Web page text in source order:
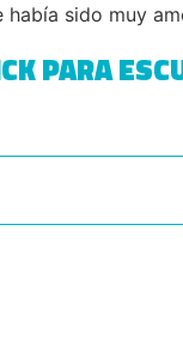
había sido muy
PARA